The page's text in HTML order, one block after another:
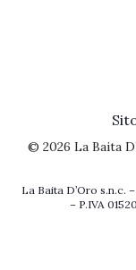
© 2026 La Baita
La Baita D’Oro s.n.c.
– P.IVA